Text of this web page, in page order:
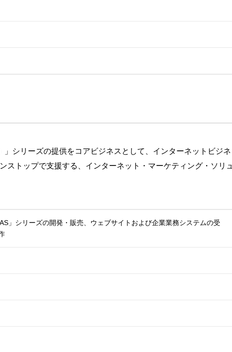
シリーズの提供をコアビジネスとして、インターネットビジネ
ストップで支援する、インターネット・マーケティング・ソリュ
」シリーズの開発・販売、ウェブサイトおよび企業業務システムの受